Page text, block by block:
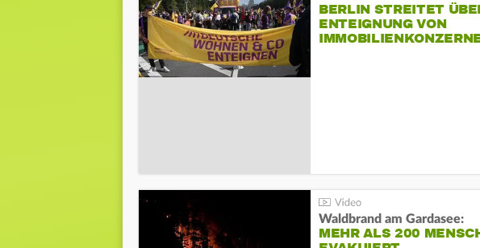
BERLIN STREITET
ENTEIGNUNG VON
Waldbrand am Gardasee:
MEHR ALS 200